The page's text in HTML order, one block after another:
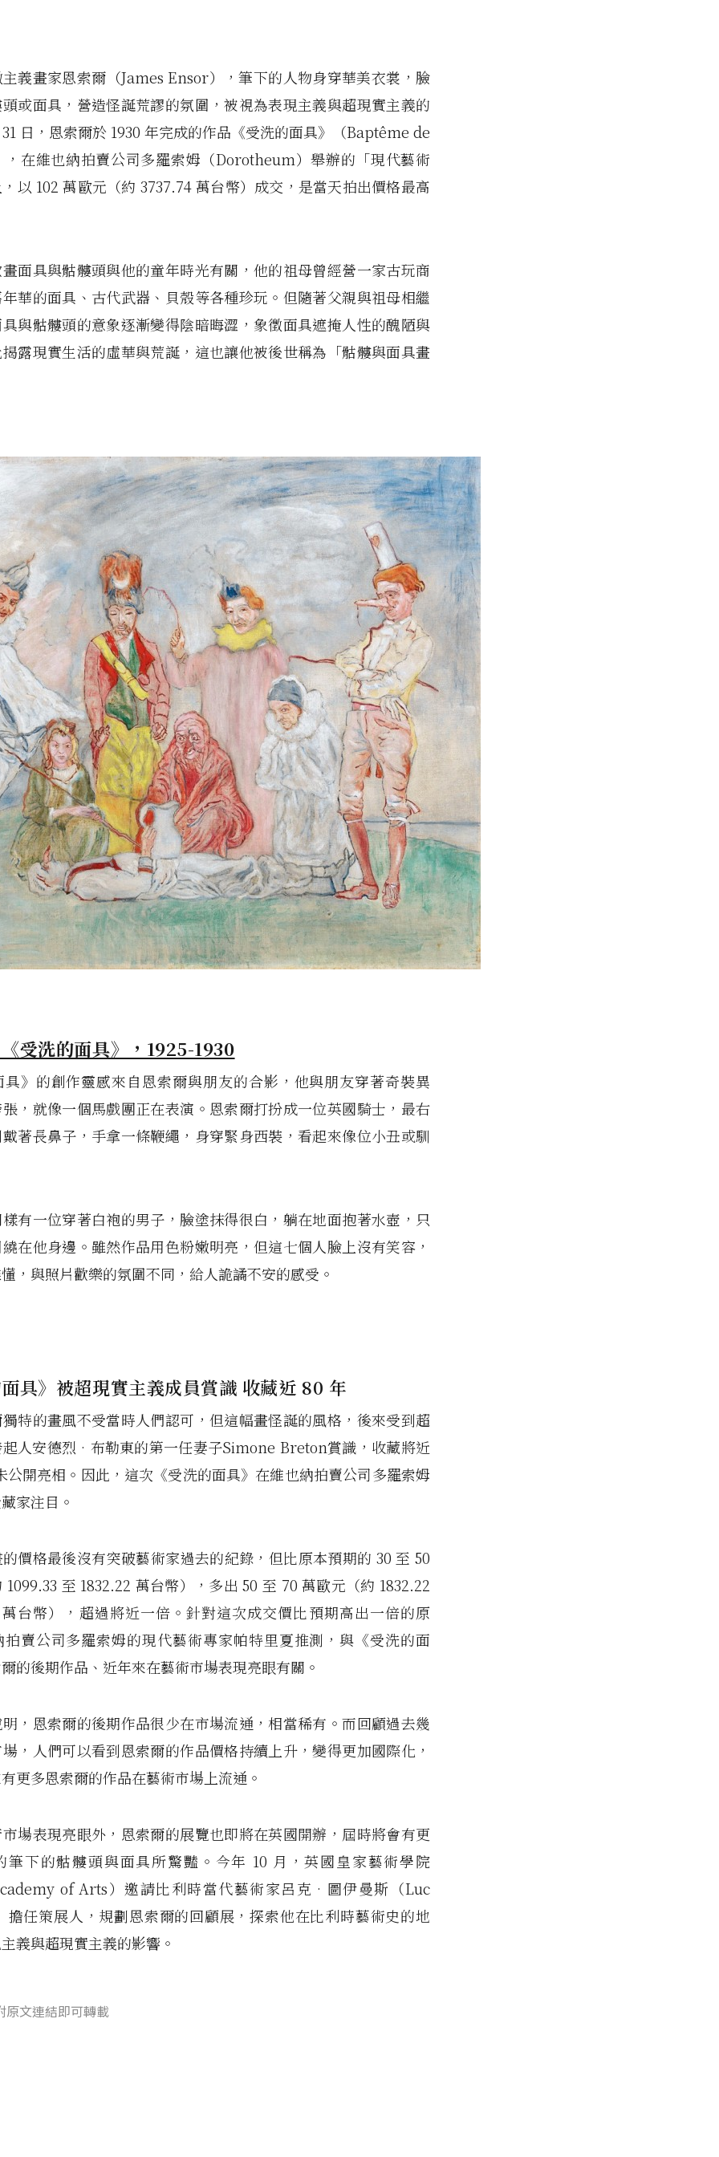
義畫家恩索爾（James Ensor），筆下的人物身穿華美衣裳，臉
或面具，營造怪誕荒謬的氛圍，被視為表現主義與超現實主義的
日，恩索爾於 1930 年完成的作品《受洗的面具》（Baptême de
，在維也納拍賣公司多羅索姆（Dorotheum）舉辦的「現代藝術
以 102 萬歐元（約 3737.74 萬台幣）成交，是當天拍出價格最高
面具與骷髏頭與他的童年時光有關，他的祖母曾經營一家古玩商
華的面具、古代武器、貝殼等各種珍玩。但隨著父親與祖母相繼
與骷髏頭的意象逐漸變得陰暗晦澀，象徵面具遮掩人性的醜陋與
露現實生活的虛華與荒誕，這也讓他被後世稱為「骷髏與面具畫
受洗的面具》，1925-1930
》的創作靈感來自恩索爾與朋友的合影，他與朋友穿著奇裝異
，就像一個馬戲團正在表演。恩索爾打扮成一位英國騎士，最右
著長鼻子，手拿一條鞭繩，身穿緊身西裝，看起來像位小丑或馴
有一位穿著白袍的男子，臉塗抹得很白，躺在地面抱著水壺，只
在他身邊。雖然作品用色粉嫩明亮，但這七個人臉上沒有笑容，
，與照片歡樂的氛圍不同，給人詭譎不安的感受。
具》被超現實主義成員賞識 收藏近 80 年
特的畫風不受當時人們認可，但這幅畫怪誕的風格，後來受到超
人安德烈•布勒東的第一任妻子Simone Breton賞識，收藏將近
公開亮相。因此，這次《受洗的面具》在維也納拍賣公司多羅索姆
家注目。
價格最後沒有突破藝術家過去的紀錄，但比原本預期的 30 至 50
1099.33 至 1832.22 萬台幣），多出 50 至 70 萬歐元（約 1832.22
萬台幣），超過將近一倍。針對這次成交價比預期高出一倍的原
賣公司多羅索姆的現代藝術專家帕特里夏推測，與《受洗的面
的後期作品、近年來在藝術市場表現亮眼有關。
，恩索爾的後期作品很少在市場流通，相當稀有。而回顧過去幾
，人們可以看到恩索爾的作品價格持續上升，變得更加國際化，
更多恩索爾的作品在藝術市場上流通。
場表現亮眼外，恩索爾的展覽也即將在英國開辦，屆時將會有更
筆下的骷髏頭與面具所驚豔。今年 10 月，英國皇家藝術學院
of Arts）邀請比利時當代藝術家呂克•圖伊曼斯（Luc
擔任策展人，規劃恩索爾的回顧展，探索他在比利時藝術史的地
義與超現實主義的影響。
原文連結即可轉載